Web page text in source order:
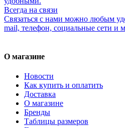
Всегда на связи
Связаться с нами можно любым
mail, телефон, социальные сети и
О магазине
Новости
Как купить и оплатить
Доставка
О магазине
Бренды
Таблицы размеров